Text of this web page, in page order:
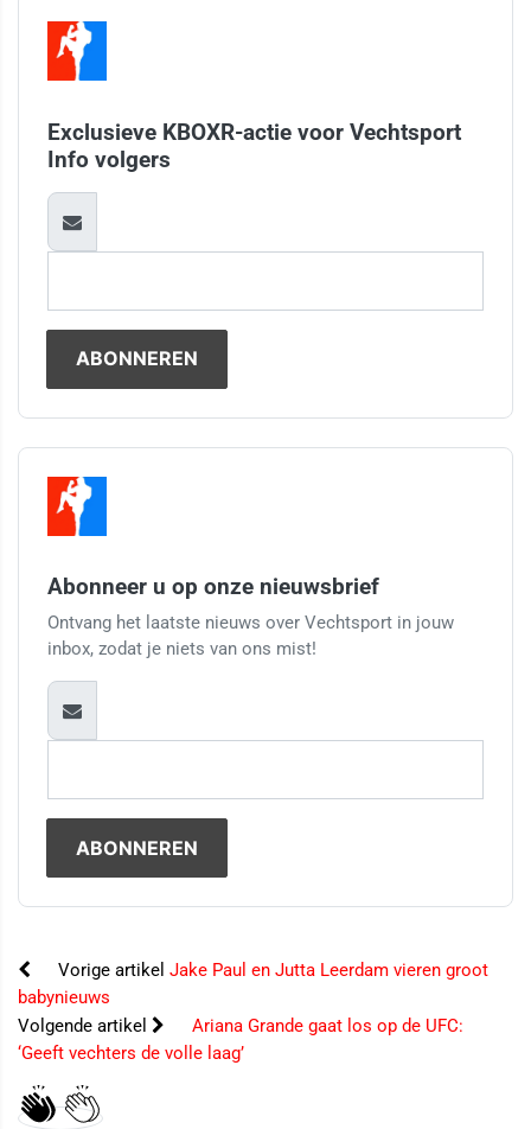
Exclusieve KBOXR-actie voor Vechtsport
Info volgers
Abonneer u op onze nieuwsbrief
Ontvang het laatste nieuws over Vechtsport in jouw
inbox, zodat je niets van ons mist!
Vorige artikel Jake Paul en Jutta Leerdam vieren groot
babynieuws
Volgende artikel
Ariana Grande gaat los op de UFC:
‘Geeft vechters de volle laag’